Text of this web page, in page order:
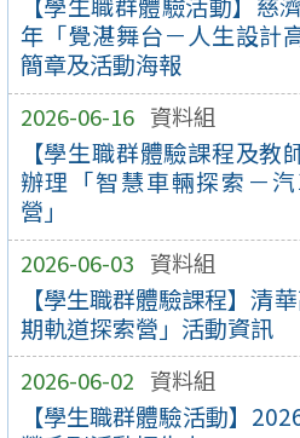
年「覺湛舞台－人生設計
簡章及活動海報
2026-06-16 資料組
【學生職群體驗課程及
辦理「智慧車輛探索－
營」
2026-06-03 資料組
【學生職群體驗課程】清
期軌道探索營」活動資訊
2026-06-02 資料組
【學生職群體驗活動】